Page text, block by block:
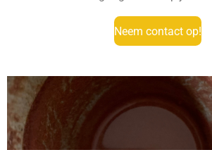
Neem contact op!